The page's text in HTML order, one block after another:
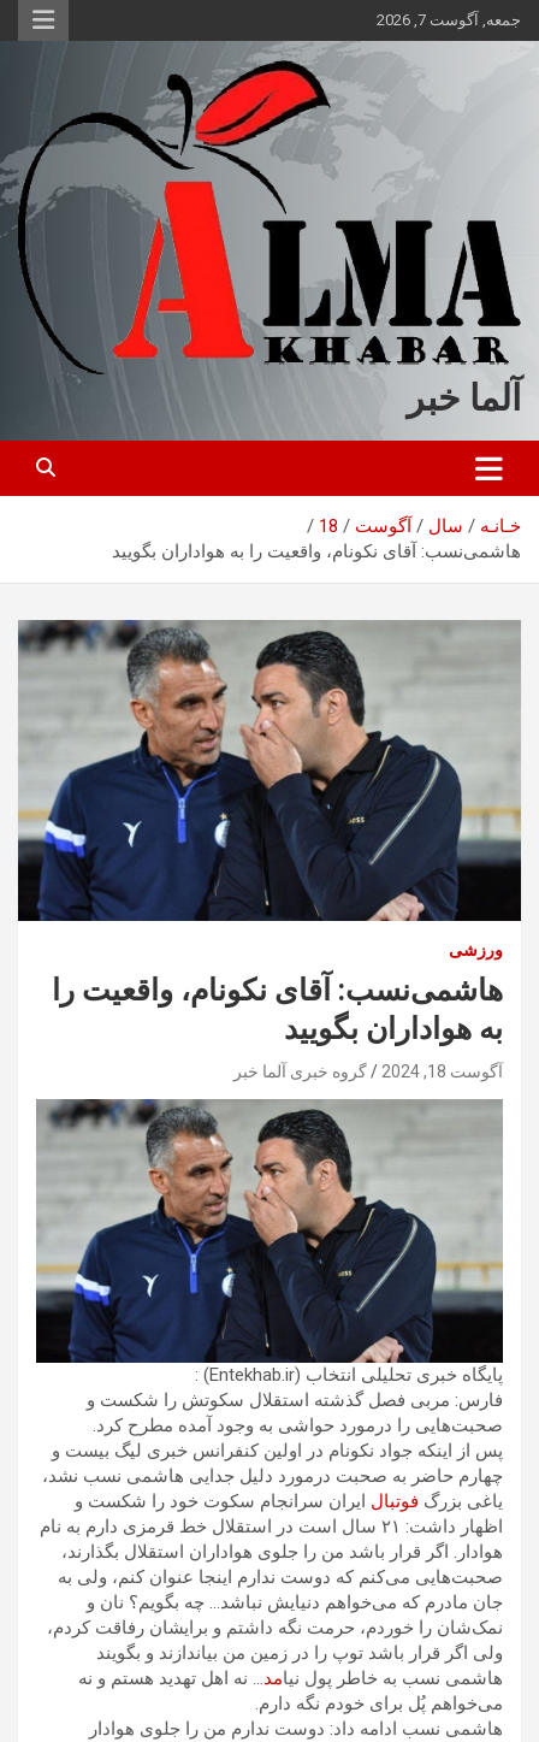
محتوا
جمعه, آگوست 7, 2026
آلما خبر
خـانـه سال آگوست
18
هاشمی‌نسب: آقای نکونام، واقعیت را به هواداران بگویید
ورزشی
هاشمی‌نسب: آقای نکونام، واقعیت را
به هواداران بگویید
آگوست 18, 2024 گروه خبری آلما خبر
پایگاه خبری تحلیلی انتخاب (Entekhab.ir) :
فارس: مربی فصل گذشته استقلال سکوتش را شکست و
صحبت‌هایی را درمورد حواشی به وجود آمده مطرح کرد.
پس از اینکه جواد نکونام در اولین کنفرانس خبری لیگ بیست و
چهارم حاضر به صحبت درمورد دلیل جدایی هاشمی نسب نشد،
یاغی بزرگ فوتبال ایران سرانجام سکوت خود را شکست و
اظهار داشت: ۲۱ سال است در استقلال خط قرمزی دارم به نام
هوادار. اگر قرار باشد من را جلوی هواداران استقلال بگذارند،
صحبت‌هایی می‌کنم که دوست ندارم اینجا عنوان کنم، ولی به
جان مادرم که می‌خواهم دنیایش نباشد… چه بگویم؟ نان و
نمک‌شان را خوردم، حرمت نگه داشتم و برایشان رفاقت کردم،
ولی اگر قرار باشد توپ را در زمین من بیاندازند و بگویند
هاشمی نسب به خاطر پول نیامد… نه اهل تهدید هستم و نه
می‌خواهم پُل برای خودم نگه دارم.
هاشمی نسب ادامه داد: دوست ندارم من را جلوی هوادار